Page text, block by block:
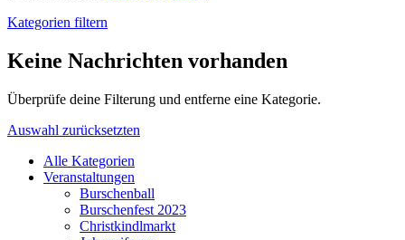
Kategorien filtern
Keine Nachrichten vorhanden
Überprüfe deine Filterung und entferne eine Kategorie.
Auswahl zurücksetzten
Alle Kategorien
Veranstaltungen
Burschenball
Burschenfest 2023
Christkindlmarkt